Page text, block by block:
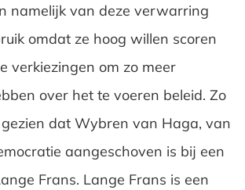
namelijk van deze verwarring
omdat ze hoog willen scoren
verkiezingen om zo meer
over het te voeren beleid. Zo
dat Wybren van Haga, van
aangeschoven is bij een
Frans. Lange Frans is een